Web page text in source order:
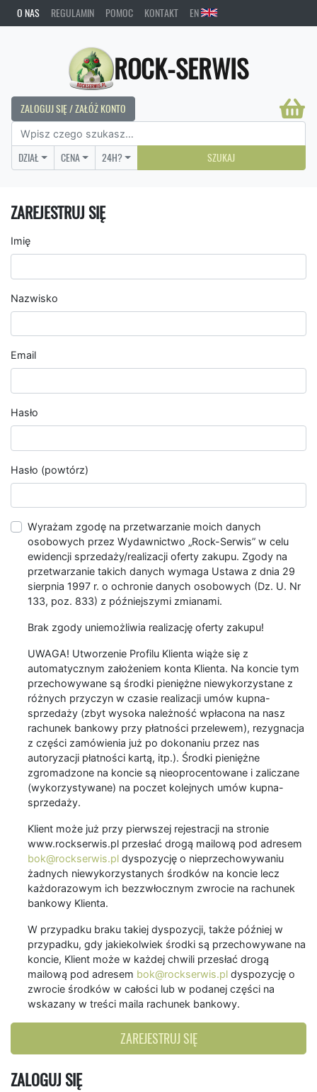
O NAS REGULAMIN POMOC KONTAKT EN
ROCK-SERWIS
ZALOGUJ SIĘ / ZAŁÓŻ KONTO
DZIAŁ CENA 24H? SZUKAJ
ZAREJESTRUJ SIĘ
Imię
Nazwisko
Email
Hasło
Hasło (powtórz)
Wyrażam zgodę na przetwarzanie moich danych
osobowych przez Wydawnictwo „Rock-Serwis” w celu
ewidencji sprzedaży/realizacji oferty zakupu. Zgody na
przetwarzanie takich danych wymaga Ustawa z dnia 29
sierpnia 1997 r. o ochronie danych osobowych (Dz. U. Nr
133, poz. 833) z późniejszymi zmianami.
Brak zgody uniemożliwia realizację oferty zakupu!
UWAGA! Utworzenie Profilu Klienta wiąże się z
automatycznym założeniem konta Klienta. Na koncie tym
przechowywane są środki pieniężne niewykorzystane z
różnych przyczyn w czasie realizacji umów kupna-
sprzedaży (zbyt wysoka należność wpłacona na nasz
rachunek bankowy przy płatności przelewem), rezygnacja
z części zamówienia już po dokonaniu przez nas
autoryzacji płatności kartą, itp.). Środki pieniężne
zgromadzone na koncie są nieoprocentowane i zaliczane
(wykorzystywane) na poczet kolejnych umów kupna-
sprzedaży.
Klient może już przy pierwszej rejestracji na stronie
www.rockserwis.pl przesłać drogą mailową pod adresem
bok@rockserwis.pl dyspozycję o nieprzechowywaniu
żadnych niewykorzystanych środków na koncie lecz
każdorazowym ich bezzwłocznym zwrocie na rachunek
bankowy Klienta.
W przypadku braku takiej dyspozycji, także później w
przypadku, gdy jakiekolwiek środki są przechowywane na
koncie, Klient może w każdej chwili przesłać drogą
mailową pod adresem bok@rockserwis.pl dyspozycję o
zwrocie środków w całości lub w podanej części na
wskazany w treści maila rachunek bankowy.
ZAREJESTRUJ SIĘ
ZALOGUJ SIĘ